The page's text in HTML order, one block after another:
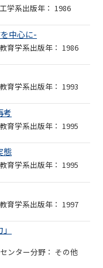
学系 1986
中心に-
教育学系 1986
教育学系 1993
考
教育学系 1995
態
教育学系 1995
教育学系 1997
ンター その他